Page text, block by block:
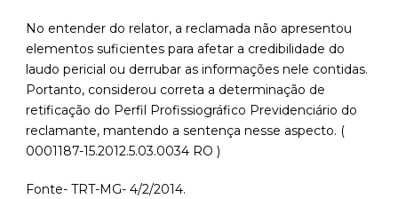
No entender do relator, a reclamada não apresentou
elementos suficientes para afetar a credibilidade do
laudo pericial ou derrubar as informações nele contidas.
Portanto, considerou correta a determinação de
retificação do Perfil Profissiográfico Previdenciário do
reclamante, mantendo a sentença nesse aspecto. (
0001187-15.2012.5.03.0034 RO )
Fonte- TRT-MG- 4/2/2014.